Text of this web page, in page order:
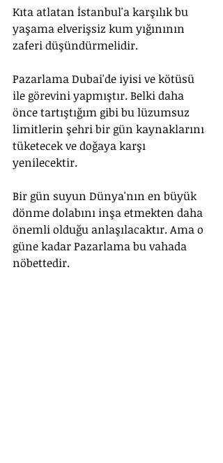
Kıta atlatan İstanbul'a karşılık bu
yaşama elverişsiz kum yığınının
zaferi düşündürmelidir.
Pazarlama Dubai'de iyisi ve kötüsü
ile görevini yapmıştır. Belki daha
önce tartıştığım gibi bu lüzumsuz
limitlerin şehri bir gün kaynaklarını
tüketecek ve doğaya karşı
yenilecektir.
Bir gün suyun Dünya'nın en büyük
dönme dolabını inşa etmekten daha
önemli olduğu anlaşılacaktır. Ama o
güne kadar Pazarlama bu vahada
nöbettedir.